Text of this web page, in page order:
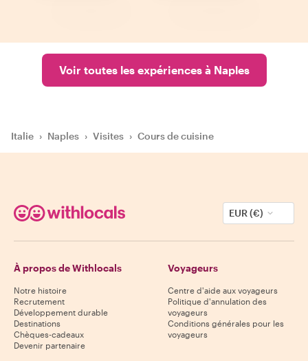
Voir toutes les expériences à Naples
Italie › Naples › Visites › Cours de cuisine
EUR (€)
À propos de Withlocals
Notre histoire
Recrutement
Développement durable
Destinations
Chèques-cadeaux
Devenir partenaire
Voyageurs
Centre d'aide aux voyageurs
Politique d'annulation des
voyageurs
Conditions générales pour les
voyageurs